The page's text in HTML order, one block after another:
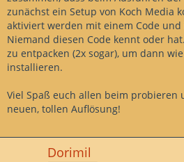
zunächst ein Setup von Koch Media
aktiviert werden mit einem Code und
Niemand diesen Code kennt oder
zu entpacken (2x sogar), um dann
installieren.
Viel Spaß euch allen beim
neuen, tollen Auflösung!
Dorimil